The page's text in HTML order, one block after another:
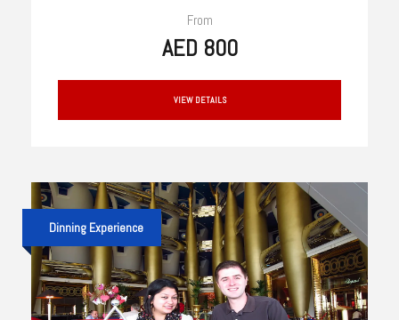
From
AED 800
VIEW DETAILS
Dinning Experience